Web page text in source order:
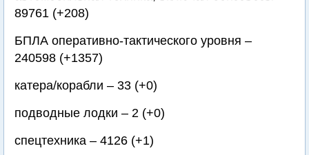
89761 (+208)
БПЛА оперативно-тактического уровня –
240598 (+1357)
катера/корабли – 33 (+0)
подводные лодки – 2 (+0)
спецтехника – 4126 (+1)